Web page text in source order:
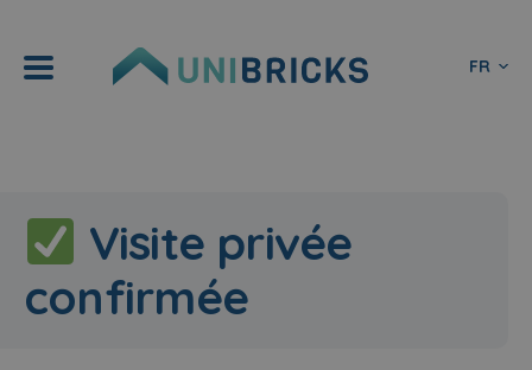
FR
Visite privée
confirmée